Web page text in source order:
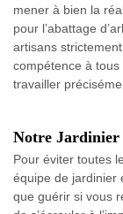
mener à bien la
pour l’abattage
artisans
compétence à
travailler
Notre Jardinier
Pour éviter toutes
équipe de jardinier
que guérir si vous